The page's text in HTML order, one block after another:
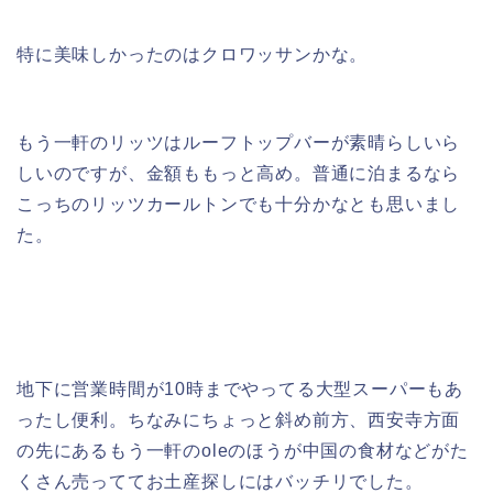
特に美味しかったのはクロワッサンかな。
もう一軒のリッツはルーフトップバーが素晴らしいら
しいのですが、金額ももっと高め。普通に泊まるなら
こっちのリッツカールトンでも十分かなとも思いまし
た。
地下に営業時間が10時までやってる大型スーパーもあ
ったし便利。ちなみにちょっと斜め前方、西安寺方面
の先にあるもう一軒のoleのほうが中国の食材などがた
くさん売っててお土産探しにはバッチリでした。